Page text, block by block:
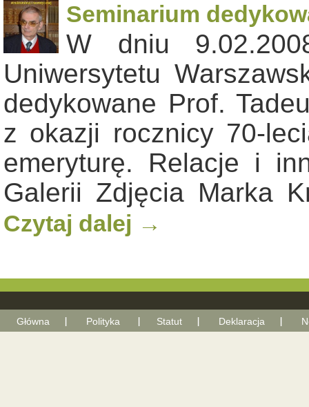
Seminarium
W dniu
Uniwersytetu
dedykowane Prof.
z okazji rocznicy 70-
emeryturę. Relacje i
Galerii Zdjęcia Marka
Czytaj dalej →
Główna Polityka Statut Deklaracja With